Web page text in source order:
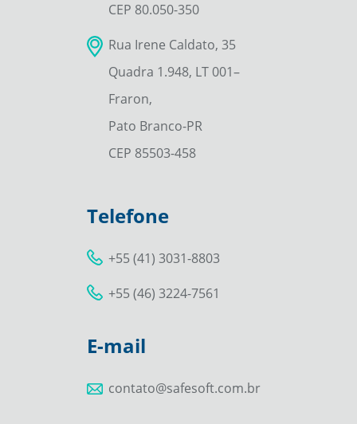
CEP 80.050-350
Rua Irene Caldato, 35
Quadra 1.948, LT 001–
Fraron,
Pato Branco-PR
CEP 85503-458
Telefone
+55 (41) 3031-8803
+55 (46) 3224-7561
E-mail
contato@safesoft.com.br